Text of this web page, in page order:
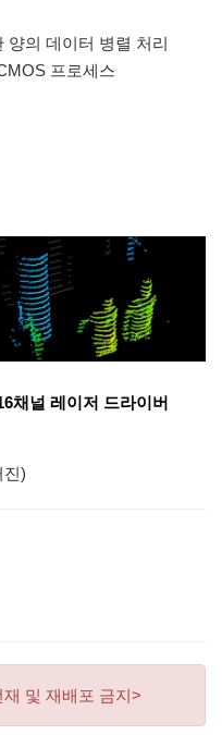
양의 데이터 병렬 처리
프로세스
채널 레이저 드라이버
진)
및 재배포 금지>